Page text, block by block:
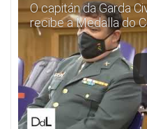
O capitán da Garda
recibe a Medalla do